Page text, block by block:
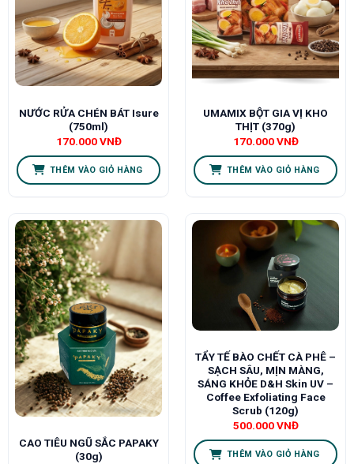
NƯỚC RỬA CHÉN BÁT Isure
(750ml)
170.000VNĐ
THÊM VÀO GIỎ HÀNG
UMAMIX BỘT GIA VỊ KHO
THỊT (370g)
170.000VNĐ
THÊM VÀO GIỎ HÀNG
CAO TIÊU NGŨ SẮC PAPAKY
(30g)
TẨY TẾ BÀO CHẾT CÀ PHÊ –
SẠCH SÂU, MỊN MÀNG,
SÁNG KHỎE D&H Skin UV –
Coffee Exfoliating Face
Scrub (120g)
500.000VNĐ
THÊM VÀO GIỎ HÀNG